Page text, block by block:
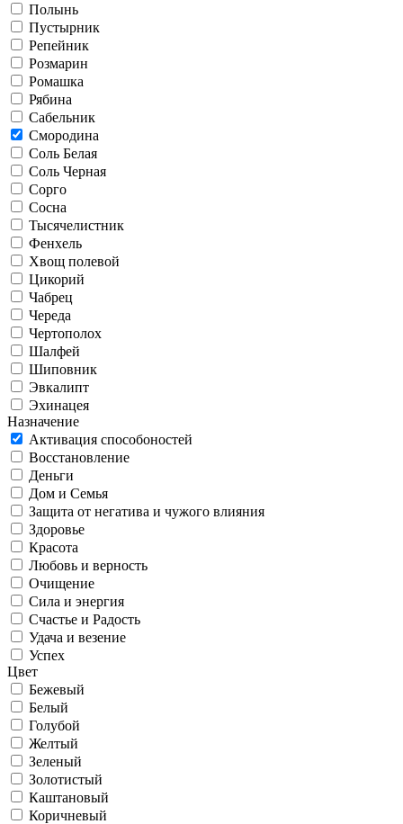
Полынь
Пустырник
Репейник
Розмарин
Ромашка
Рябина
Сабельник
Смородина
Соль Белая
Соль Черная
Сорго
Сосна
Тысячелистник
Фенхель
Хвощ полевой
Цикорий
Чабрец
Череда
Чертополох
Шалфей
Шиповник
Эвкалипт
Эхинацея
Назначение
Активация способоностей
Восстановление
Деньги
Дом и Семья
Защита от негатива и чужого влияния
Здоровье
Красота
Любовь и верность
Очищение
Сила и энергия
Счастье и Радость
Удача и везение
Успех
Цвет
Бежевый
Белый
Голубой
Желтый
Зеленый
Золотистый
Каштановый
Коричневый